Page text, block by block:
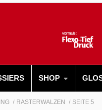
SHOP
RASTERWALZEN SEITE 5